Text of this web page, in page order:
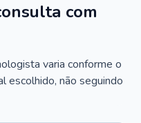
com
varia conforme o
escolhido, não seguindo